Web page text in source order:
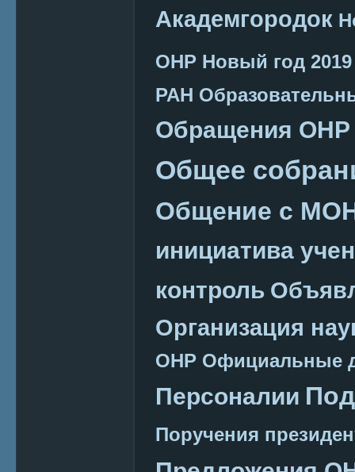
Академгородок
ОНР Новый год 2019
РАН
Обращения ОНР
Общее
Общение с
инициатива
контроль
Организация
ОНР Официальные
Персоналии
Поручения